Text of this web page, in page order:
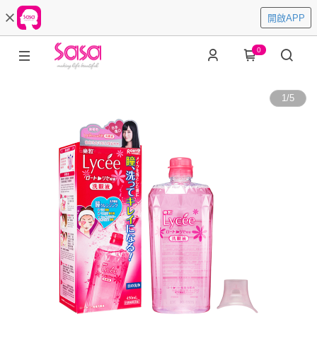
開啟APP
0
1/5